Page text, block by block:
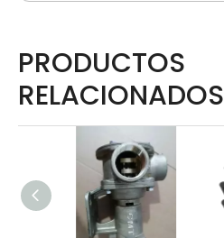
PRODUCTOS
RELACIONADOS